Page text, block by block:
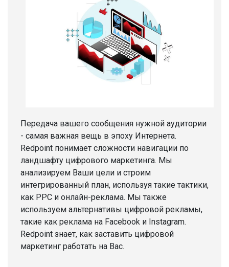
Передача вашего сообщения нужной аудитории
- самая важная вещь в эпоху Интернета.
Redpoint понимает сложности навигации по
ландшафту цифрового маркетинга. Мы
анализируем Ваши цели и строим
интегрированный план, используя такие тактики,
как PPC и онлайн-реклама. Мы также
используем альтернативы цифровой рекламы,
такие как реклама на Facebook и Instagram.
Redpoint знает, как заставить цифровой
маркетинг работать на Вас.